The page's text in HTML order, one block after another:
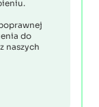
do
naszych